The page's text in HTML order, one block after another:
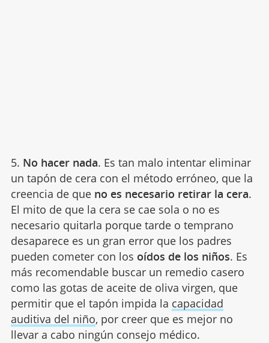
5. No hacer nada. Es tan malo intentar eliminar
un tapón de cera con el método erróneo, que la
creencia de que no es necesario retirar la cera.
El mito de que la cera se cae sola o no es
necesario quitarla porque tarde o temprano
desaparece es un gran error que los padres
pueden cometer con los oídos de los niños. Es
más recomendable buscar un remedio casero
como las gotas de aceite de oliva virgen, que
permitir que el tapón impida la capacidad
auditiva del niño, por creer que es mejor no
llevar a cabo ningún consejo médico.